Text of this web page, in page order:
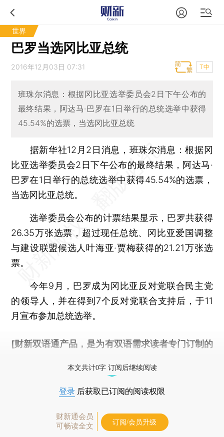
世界
巴罗当选冈比亚总统
2016年12月03日 07:31 T中
班珠尔消息：根据冈比亚选举委员会2日下午公布的
最终结果，阿达马·巴罗在1日举行的总统选举中获得
45.54%的选票，当选冈比亚总统
据新华社12月2日消息，班珠尔消息：根据冈
比亚选举委员会2日下午公布的最终结果，阿达马·
巴罗在1日举行的总统选举中获得45.54%的选票，
当选冈比亚总统。
选举委员会公布的计票结果显示，巴罗共获得
26.35万张选票，超过现任总统、冈比亚爱国调整
与建设联盟候选人叶海亚·贾梅获得的21.21万张选
票。
今年9月，巴罗成为冈比亚反对党联合民主党
的领导人，并在得到7个反对党联合支持后，于11
月宣布参加总统选举。
[财新双语通产品，是为有双语需求读者专门订制的
本文共计0字 订阅后继续阅读
登录 后获取已订阅的阅读权限
财新通会员
可畅读全文
订阅/会员升级